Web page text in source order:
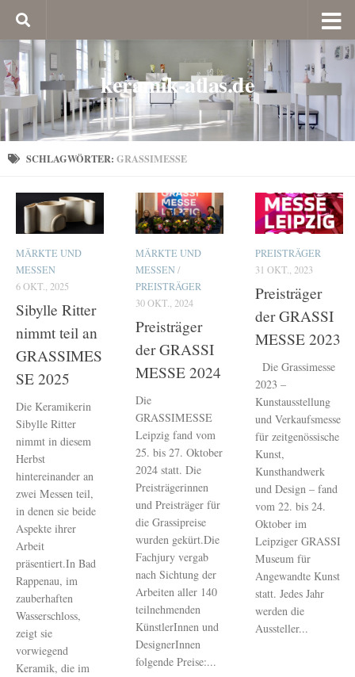
keramik-atlas.de
SCHLAGWÖRTER: GRASSIMESSE
MÄRKTE UND
MESSEN
6 OKT., 2025
Sibylle Ritter
nimmt teil an
GRASSIMES
SE 2025
Die Keramikerin
Sibylle Ritter
nimmt in diesem
Herbst
hintereinander an
zwei Messen teil,
in denen sie beide
Aspekte ihrer
Arbeit
präsentiert.In Bad
Rappenau, im
zauberhaften
Wasserschloss,
zeigt sie
vorwiegend
Keramik, die im
MÄRKTE UND
MESSEN/
PREISTRÄGER
30 OKT., 2024
Preisträger
der GRASSI
MESSE 2024
Die
GRASSIMESSE
Leipzig fand vom
25. bis 27. Oktober
2024 statt. Die
Preisträgerinnen
und Preisträger für
die Grassipreise
wurden gekürt.Die
Fachjury vergab
nach Sichtung der
Arbeiten aller 140
teilnehmenden
KünstlerInnen und
DesignerInnen
folgende Preise:...
PREISTRÄGER
31 OKT., 2023
Preisträger
der GRASSI
MESSE 2023
Die Grassimesse
2023 –
Kunstausstellung
und Verkaufsmesse
für zeitgenössische
Kunst,
Kunsthandwerk
und Design – fand
vom 22. bis 24.
Oktober im
Leipziger GRASSI
Museum für
Angewandte Kunst
statt. Jedes Jahr
werden die
Aussteller...